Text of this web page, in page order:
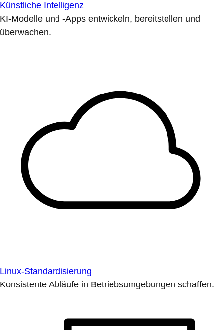
Künstliche Intelligenz
KI-Modelle und -Apps entwickeln, bereitstellen und
überwachen.
Linux-Standardisierung
Konsistente Abläufe in Betriebsumgebungen schaffen.